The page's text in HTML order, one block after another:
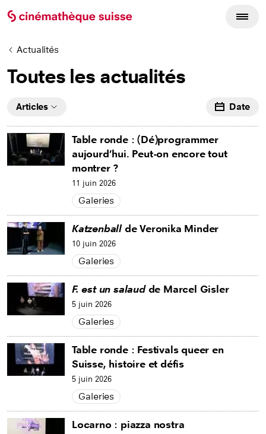
Actualités
Toutes les actualités
Articles Date
Table ronde : (Dé)programmer
aujourd’hui. Peut-on encore tout
montrer ?
11 juin 2026
Galeries
Katzenballde Veronika Minder
10 juin 2026
Galeries
F. est un salaudde Marcel Gisler
5 juin 2026
Galeries
Table ronde : Festivals queer en
Suisse, histoire et défis
5 juin 2026
Galeries
Locarno : piazza nostra